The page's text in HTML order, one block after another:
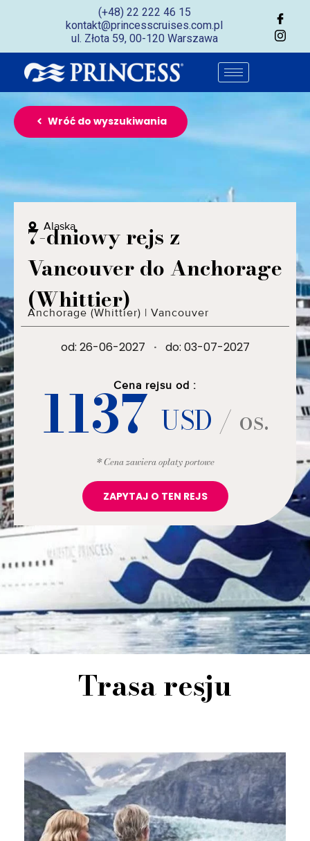
(+48) 22 222 46 15
kontakt@princesscruises.com.pl
ul. Złota 59, 00-120 Warszawa
Wróć do wyszukiwania
Alaska
7-dniowy rejs z
Vancouver do Anchorage
(Whittier)
Anchorage (Whittier) | Vancouver
od: 26-06-2027 · do: 03-07-2027
Cena rejsu od :
1137USD / os.
* Cena zawiera opłaty portowe
ZAPYTAJ O TEN REJS
Trasa resju